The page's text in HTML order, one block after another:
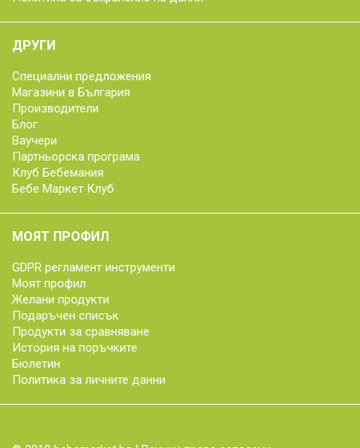
ДРУГИ
Специални предложения
Магазини в България
Производители
Блог
Ваучери
Партньорска програма
Клуб Бебемания
Бебе Маркет Клуб
МОЯТ ПРОФИЛ
GDPR регламент инструменти
Моят профил
Желани продукти
Подаръчен списък
Продукти за сравняване
История на поръчките
Бюлетин
Политика за личните данни